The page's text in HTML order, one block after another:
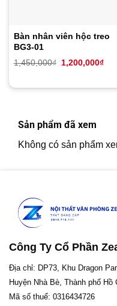
Bàn nhân viên hộc treo
BG3-01
1,450,000₫
Giá
1,200,000₫Giá
Sản phẩm đã xem
Không có sản phẩm
Công Ty Cổ Phần
Địa chỉ: DP73, Khu Dragon
Huyện Nhà Bè, Thành phố Hồ
Mã số thuế: 0316434726